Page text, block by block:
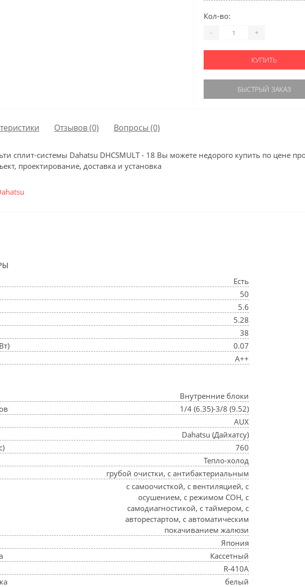
Кол-во:
- +
КУПИТЬ
БЫСТРЫЙ ЗАКАЗ
Отзывов (0) Вопросы (0)
сплит-системы Dahatsu DHCSMULT - 18 Вы можете недорого купить по цене
проектирование, доставка и установка
Есть
50
5.6
5.28
38
0.07
A++
Внутренние блоки
1/4 (6.35)-3/8 (9.52)
AUX
Dahatsu (Дайхатсу)
760
Тепло-холод
грубой очистки, с антибактериальным
с самоочисткой, с вентиляцией, с
осушением, с режимом СОН, с
самодиагностикой, с таймером, с
авторестартом, с автоматическим
покачиванием жалюзи
Япония
Кассетный
R-410A
белый